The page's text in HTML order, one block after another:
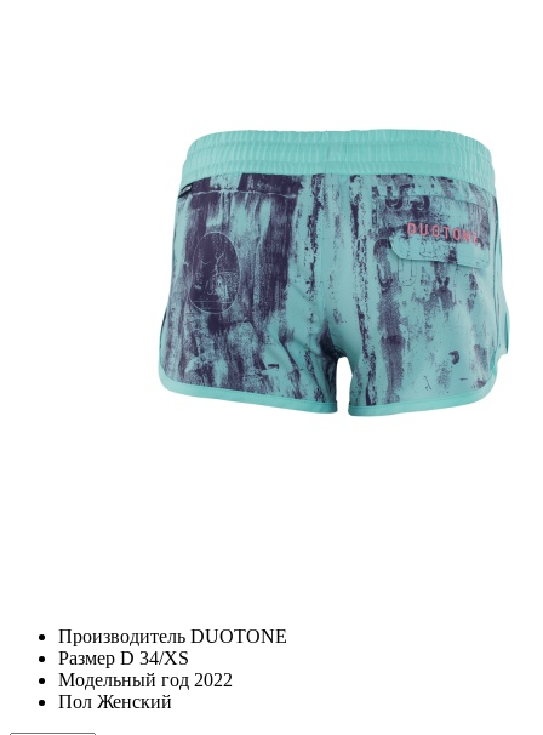
Производитель DUOTONE
Размер D 34/XS
Модельный год 2022
Пол Женский